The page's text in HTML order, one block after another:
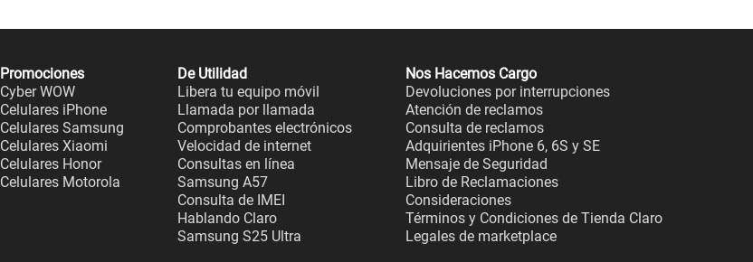
Promociones
Cyber WOW
Celulares iPhone
Celulares Samsung
Celulares Xiaomi
Celulares Honor
Celulares Motorola
De Utilidad
Libera tu equipo móvil
Llamada por llamada
Comprobantes electrónicos
Velocidad de internet
Consultas en línea
Samsung A57
Consulta de IMEI
Hablando Claro
Samsung S25 Ultra
Nos Hacemos Cargo
Devoluciones por interrupciones
Atención de reclamos
Consulta de reclamos
Adquirientes iPhone 6, 6S y SE
Mensaje de Seguridad
Libro de Reclamaciones
Consideraciones
Términos y Condiciones de Tienda Claro
Legales de marketplace